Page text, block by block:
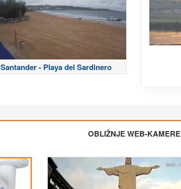
Santander - Playa del Sardinero
OBLIŽNJE WEB-KAMERE